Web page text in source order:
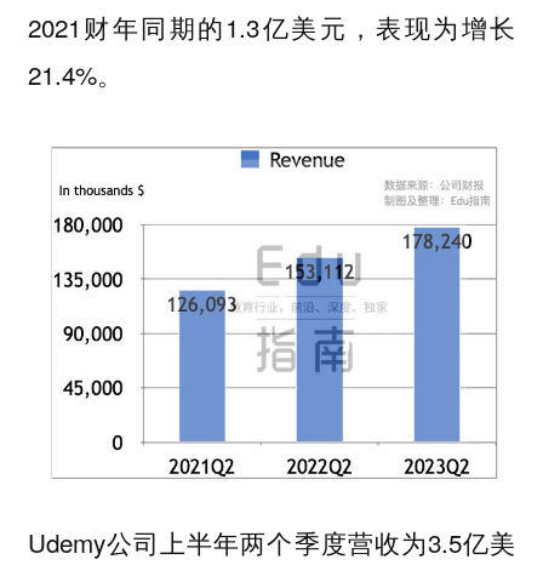
2021财年同期的1.3亿美元，表现为增长
21.4%。
Udemy公司上半年两个季度营收为3.5亿美